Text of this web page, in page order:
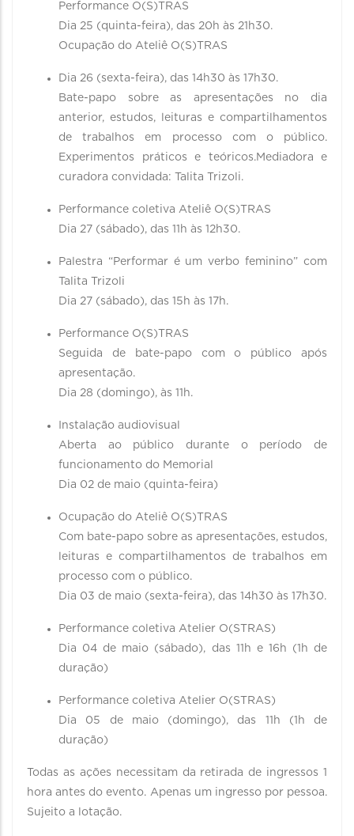
Performance O(S)TRAS
Dia 25 (quinta-feira), das 20h às 21h30.
Ocupação do Ateliê O(S)TRAS
Dia 26 (sexta-feira), das 14h30 às 17h30.
Bate-papo sobre as apresentações no dia
anterior, estudos, leituras e compartilhamentos
de trabalhos em processo com o público.
Experimentos práticos e teóricos.Mediadora e
curadora convidada: Talita Trizoli.
Performance coletiva Ateliê O(S)TRAS
Dia 27 (sábado), das 11h às 12h30.
Palestra “Performar é um verbo feminino” com
Talita Trizoli
Dia 27 (sábado), das 15h às 17h.
Performance O(S)TRAS
Seguida de bate-papo com o público após
apresentação.
Dia 28 (domingo), às 11h.
Instalação audiovisual
Aberta ao público durante o período de
funcionamento do Memorial
Dia 02 de maio (quinta-feira)
Ocupação do Ateliê O(S)TRAS
Com bate-papo sobre as apresentações, estudos,
leituras e compartilhamentos de trabalhos em
processo com o público.
Dia 03 de maio (sexta-feira), das 14h30 às 17h30.
Performance coletiva Atelier O(STRAS)
Dia 04 de maio (sábado), das 11h e 16h (1h de
duração)
Performance coletiva Atelier O(STRAS)
Dia 05 de maio (domingo), das 11h (1h de
duração)
Todas as ações necessitam da retirada de ingressos 1
hora antes do evento. Apenas um ingresso por pessoa.
Sujeito a lotação.